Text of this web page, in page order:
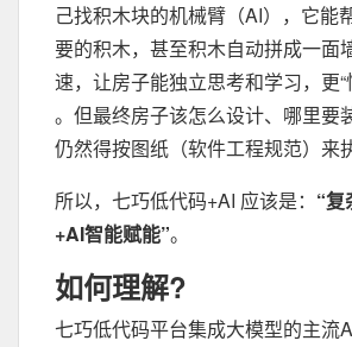
己找积木块的机械臂（AI），它能
要的积木，甚至积木自动拼成一面
速，让房子能独立思考和学习，更“
。但最终房子该怎么设计、哪里要
仍然得按图纸（软件工程规范）来
所以，七巧低代码+AI 应该是： “复
+AI智能赋能”。
如何理解?
七巧低代码平台集成大模型的主流